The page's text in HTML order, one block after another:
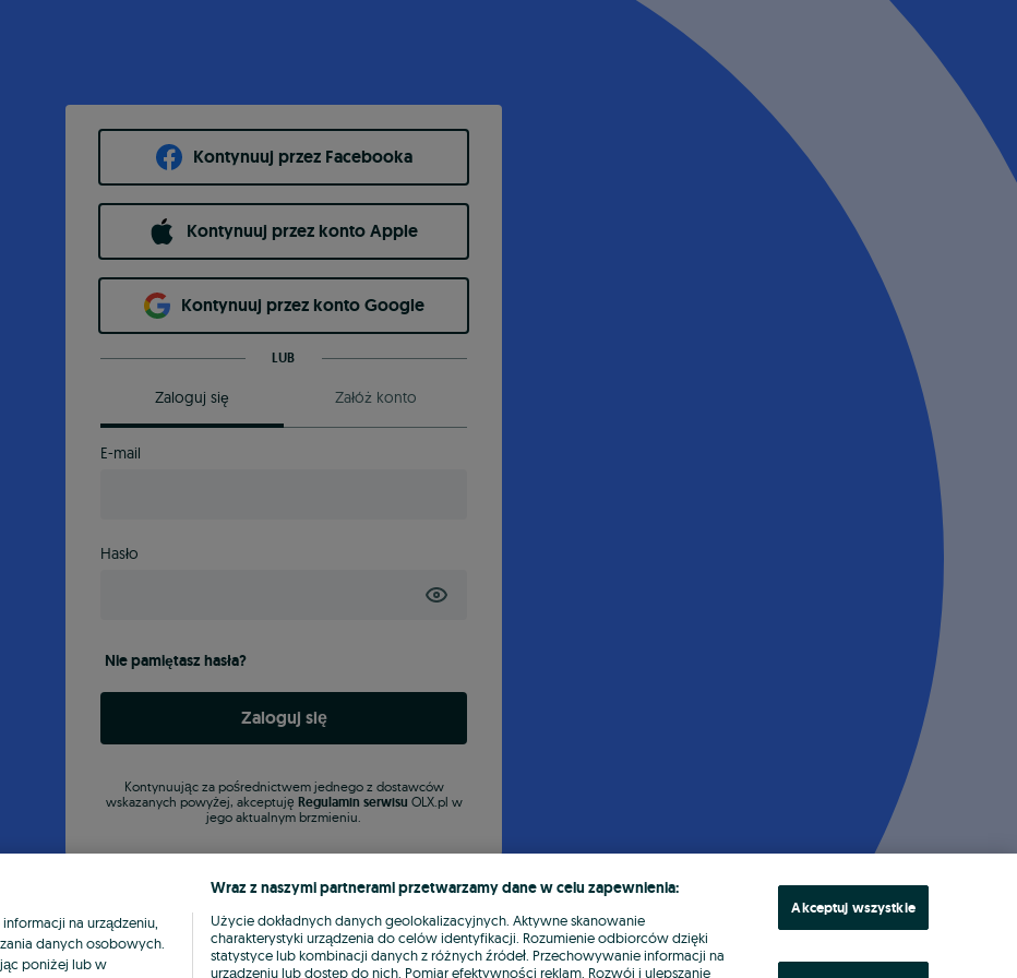
Kontynuuj przez Facebooka
Kontynuuj przez konto Apple
Kontynuuj przez konto Google
LUB
Zaloguj się Załóż konto
E-mail
Hasło
Nie pamiętasz hasła?
Zaloguj się
Kontynuując za pośrednictwem jednego z dostawców
wskazanych powyżej, akceptuję Regulamin serwisu OLX.pl w
jego aktualnym brzmieniu.
na urządzeniu,
danych osobowych.
poniżej lub w
Wraz z naszymi partnerami przetwarzamy dane w celu zapewnienia:
Użycie dokładnych danych geolokalizacyjnych. Aktywne skanowanie
charakterystyki urządzenia do celów identyfikacji. Rozumienie odbiorców dzięki
statystyce lub kombinacji danych z różnych źródeł. Przechowywanie informacji na
urządzeniu lub dostęp do nich. Pomiar efektywności reklam. Rozwój i ulepszanie
Akceptuj wszystkie